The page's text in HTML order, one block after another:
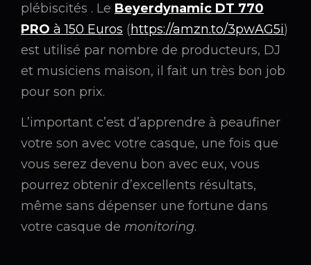
plébiscités . Le Beyerdynamic DT 770
PRO à 150 Euros (https://amzn.to/3pwAG5i)
est utilisé par nombre de producteurs, DJ
et musiciens maison, il fait un très bon job
pour son prix.
L’important c’est d’apprendre à peaufiner
votre son avec votre casque, une fois que
vous serez devenu bon avec eux, vous
pourrez obtenir d’excellents résultats,
même sans dépenser une fortune dans
votre casque de monitoring.